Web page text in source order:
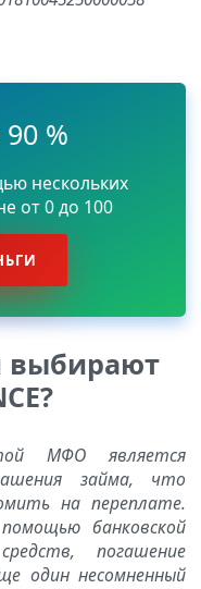
%
нескольких
от 0 до 100
выбирают
МФО является
займа, что
на переплате.
банковской
погашение
один несомненный